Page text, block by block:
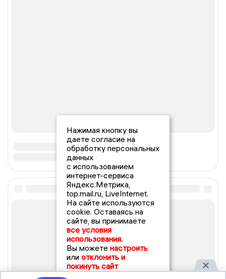
Нажимая кнопку вы
даете согласие на
обработку персональных
данных
с использованием
интернет-сервиса
Яндекс.Метрика,
top.mail.ru, LiveInternet.
На сайте используются
cookie. Оставаясь на
сайте, вы принимаете
все условия
использования.
Вы можете настроить
или отклонить и
покинуть сайт